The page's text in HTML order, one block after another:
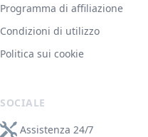
Programma di affiliazione
Condizioni di utilizzo
Politica sui cookie
SOCIALE
Assistenza 24/7